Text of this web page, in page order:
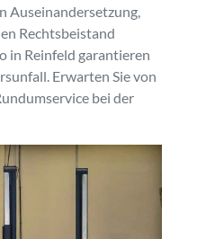
Auseinandersetzung,
Rechtsbeistand
in Reinfeld garantieren
Erwarten Sie von
bei der